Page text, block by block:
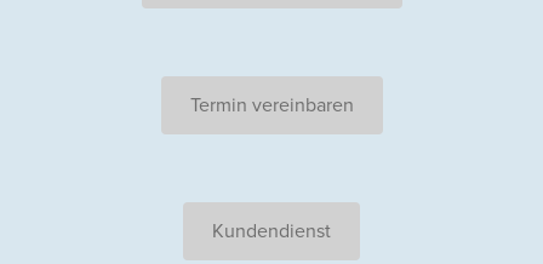
Termin vereinbaren
Kundendienst